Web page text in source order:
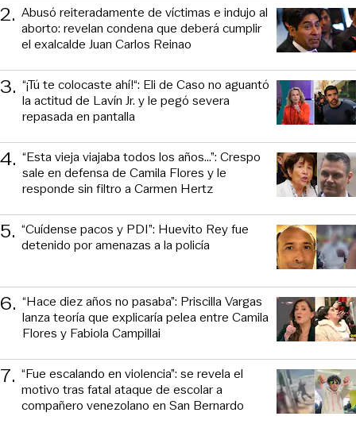
2. Abusó reiteradamente de víctimas e indujo al
aborto: revelan condena que deberá cumplir
el exalcalde Juan Carlos Reinao
3. “¡Tú te colocaste ahí!“: Eli de Caso no aguantó
la actitud de Lavín Jr. y le pegó severa
repasada en pantalla
4. “Esta vieja viajaba todos los años...”: Crespo
sale en defensa de Camila Flores y le
responde sin filtro a Carmen Hertz
5. “Cuídense pacos y PDI”: Huevito Rey fue
detenido por amenazas a la policía
6. “Hace diez años no pasaba”: Priscilla Vargas
lanza teoría que explicaría pelea entre Camila
Flores y Fabiola Campillai
7. “Fue escalando en violencia”: se revela el
motivo tras fatal ataque de escolar a
compañero venezolano en San Bernardo